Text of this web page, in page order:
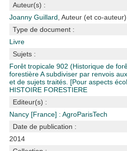
Auteur(s) :
Joanny Guillard , Auteur (et co-auteur)
Type de document :
Livre
Sujets :
Forêt tropicale902 (Historique de
forestière A subdiviser par renvois
et de sujets traités. [Pour aspects
HISTOIRE FORESTIERE
Editeur(s) :
Nancy [France] : AgroParisTech
Date de publication :
2014